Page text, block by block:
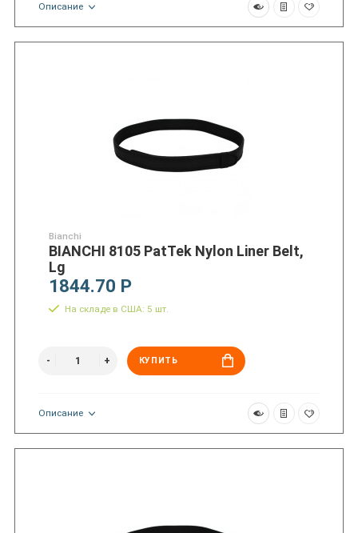
Описание
Bianchi
BIANCHI 8105 PatTek Nylon Liner Belt,
Lg
1844.70 Р
На складе в США: 5 шт.
КУПИТЬ
Описание